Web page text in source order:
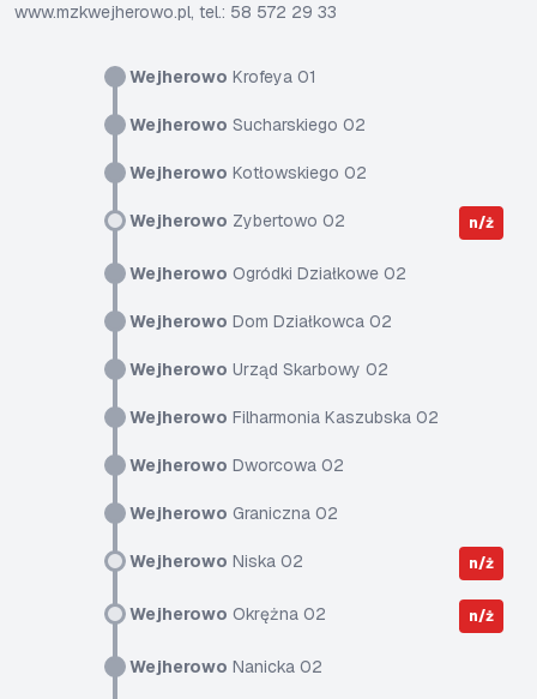
Wejherowo Krofeya 01
Wejherowo Sucharskiego 02
Wejherowo Kotłowskiego 02
Wejherowo Zybertowo 02 n/ż
Wejherowo Ogródki Działkowe 02
Wejherowo Dom Działkowca 02
Wejherowo Urząd Skarbowy 02
Wejherowo Filharmonia Kaszubska 02
Wejherowo Dworcowa 02
Wejherowo Graniczna 02
Wejherowo Niska 02 n/ż
Wejherowo Okrężna 02 n/ż
Wejherowo Nanicka 02
www.mzkwejherowo.pl, tel.: 58 572 29 33